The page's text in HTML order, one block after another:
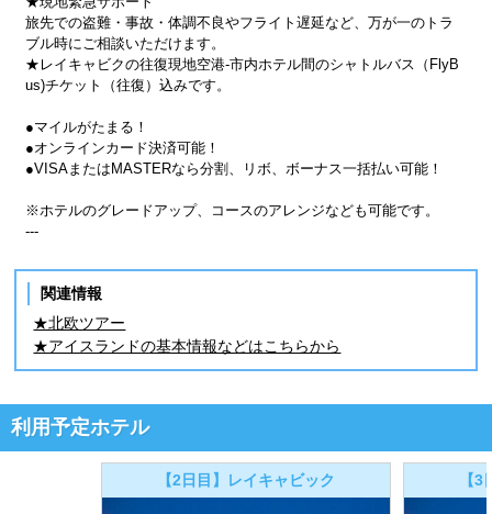
旅先での盗難・事故・体調不良やフライト遅延など、万が一のトラ
ブル時にご相談いただけます。
★レイキャビクの往復現地空港-市内ホテル間のシャトルバス（FlyB
us)チケット（往復）込みです。
●マイルがたまる！
●オンラインカード決済可能！
●VISAまたはMASTERなら分割、リボ、ボーナス一括払い可能！
※ホテルのグレードアップ、コースのアレンジなども可能です。
---
関連情報
★北欧ツアー
★アイスランドの基本情報などはこちらから
利用予定ホテル
【2日目】レイキャビック 【